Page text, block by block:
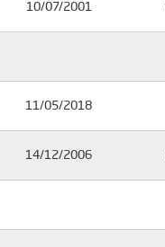
10/07/2001
11/05/2018
14/12/2006